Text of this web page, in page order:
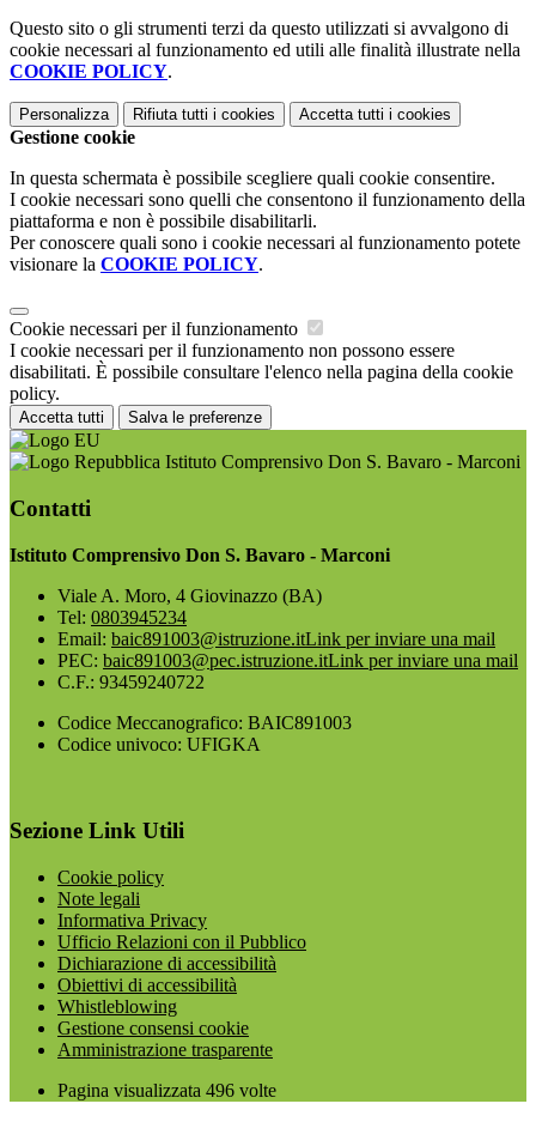
Questo sito o gli strumenti terzi da questo utilizzati si avvalgono di
cookie necessari al funzionamento ed utili alle finalità illustrate nella
COOKIE POLICY.
Personalizza Rifiuta tutti i cookies Accetta tutti i cookies
Gestione cookie
In questa schermata è possibile scegliere quali cookie consentire.
I cookie necessari sono quelli che consentono il funzionamento della
piattaforma e non è possibile disabilitarli.
Per conoscere quali sono i cookie necessari al funzionamento potete
visionare la COOKIE POLICY.
Cookie necessari per il funzionamento
I cookie necessari per il funzionamento non possono essere
disabilitati. È possibile consultare l'elenco nella pagina della cookie
policy.
Accetta tutti Salva le preferenze
Istituto Comprensivo Don S. Bavaro - Marconi
Contatti
Istituto Comprensivo Don S. Bavaro - Marconi
Viale A. Moro, 4 Giovinazzo (BA)
Tel: 0803945234
Email: baic891003@istruzione.itLink per inviare una mail
PEC: baic891003@pec.istruzione.itLink per inviare una mail
C.F.: 93459240722
Codice Meccanografico: BAIC891003
Codice univoco: UFIGKA
Sezione Link Utili
Cookie policy
Note legali
Informativa Privacy
Ufficio Relazioni con il Pubblico
Dichiarazione di accessibilità
Obiettivi di accessibilità
Whistleblowing
Gestione consensi cookie
Amministrazione trasparente
Pagina visualizzata 496 volte